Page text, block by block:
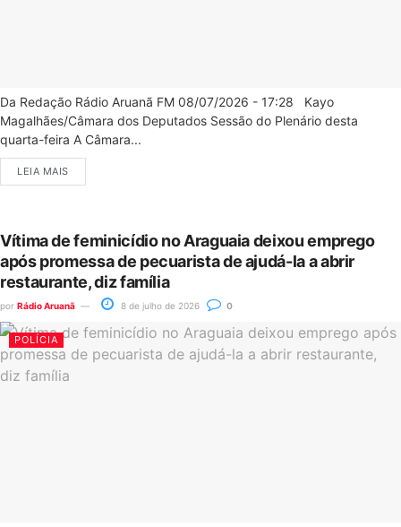
Da Redação Rádio Aruanã FM 08/07/2026 - 17:28 Kayo
Magalhães/Câmara dos Deputados Sessão do Plenário desta
quarta-feira A Câmara...
LEIA MAIS
Vítima de feminicídio no Araguaia deixou emprego
após promessa de pecuarista de ajudá-la a abrir
restaurante, diz família
por Rádio Aruanã 8 de julho de 2026 0
POLÍCIA